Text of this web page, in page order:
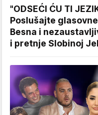
"ODSEĆI ĆU TI
Poslušajte
Besna i
i pretnje Slobinoj